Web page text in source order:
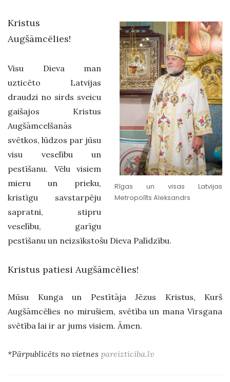
Rīgas un visas Latvijas
Metropolīts Aleksandrs
Kristus
Augšāmcēlies!
Visu Dieva man
uzticēto Latvijas
draudzi no sirds sveicu
gaišajos Kristus
Augšāmcelšanās
svētkos, lūdzos par jūsu
visu veselību un
pestīšanu. Vēlu visiem
mieru un prieku,
kristīgu savstarpēju
sapratni, stipru
veselību, garīgu
pestīšanu un neizsīkstošu Dieva Palīdzību.
Kristus patiesi Augšāmcēlies!
Mūsu Kunga un Pestītāja Jēzus Kristus, Kurš
Augšāmcēlies no mirušiem, svētība un mana Virsgana
svētība lai ir ar jums visiem. Āmen.
*Pārpublicēts no vietnes pareizticiba.lv